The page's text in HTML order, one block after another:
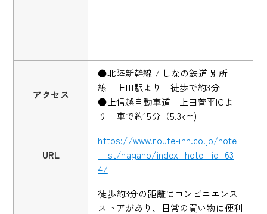
アクセス
●北陸新幹線 / しなの鉄道 別所
線 上田駅より 徒歩で約3分
●上信越自動車道 上田菅平ICよ
り 車で約15分（5.3km)
URL
https://www.route-inn.co.jp/hotel
_list/nagano/index_hotel_id_63
4/
徒歩約3分の距離にコンビニエンス
ストアがあり、日常の買い物に便利